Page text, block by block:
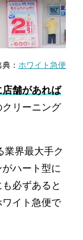
典： ホワイト急便
店舗があれば
クリーニング
業界最大手ク
ハート型に
必ずあると
イト急便で